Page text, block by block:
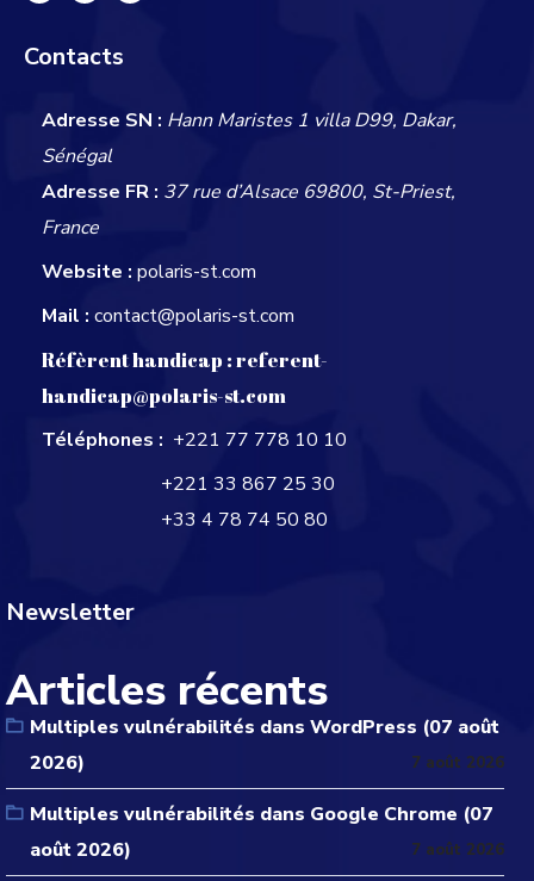
Contacts
Adresse SN : Hann Maristes 1 villa D99, Dakar,
Sénégal
Adresse FR : 37 rue d’Alsace 69800, St-Priest,
France
Website : polaris-st.com
Mail : contact@polaris-st.com
Réfèrent handicap :referent-
handicap@polaris-st.com
Téléphones : +221 77 778 10 10
+221 33 867 25 30
+33 4 78 74 50 80
Newsletter
Articles récents
Multiples vulnérabilités dans WordPress (07 août
2026)
7 août 2026
Multiples vulnérabilités dans Google Chrome (07
août 2026)
7 août 2026